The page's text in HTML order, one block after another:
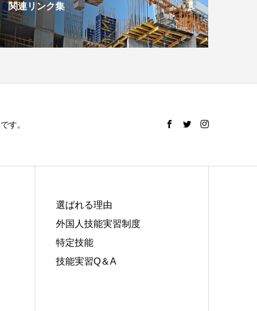
関連リンク集
す。
選ばれる理由
外国人技能実習制度
特定技能
技能実習Q＆A